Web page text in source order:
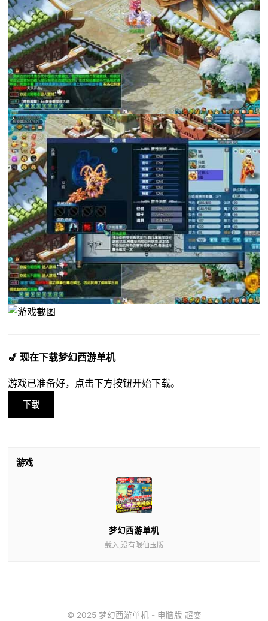
🎷 现在下载梦幻西游单机
游戏已准备好，点击下方按钮开始下载。
下载
游戏
梦幻西游单机
载入,没有限仙玉版
© 2025 梦幻西游单机 - 电脑版 超变